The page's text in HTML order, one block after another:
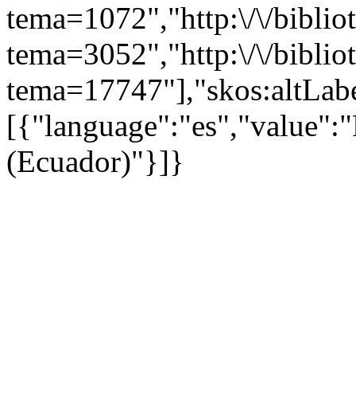
tema=1072","http:\/\/
tema=3052","http:\/\/
(Ecuador)"}]}